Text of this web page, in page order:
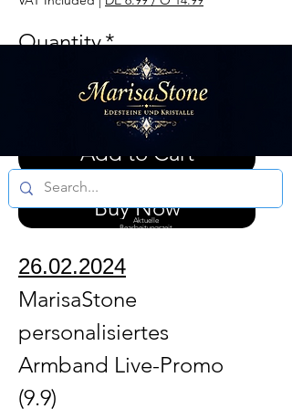
Aktuelle
Bearbeitungszeit
Quantity*
Add to Cart
Buy Now
26.02.2024
MarisaStone
personalisiertes
Armband Live-Promo
(9.9)